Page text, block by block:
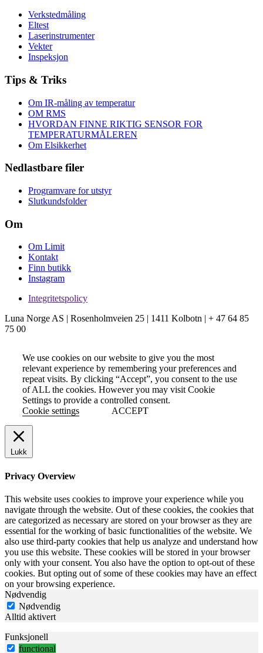
Verkstedmåling
Eltest
Laserinstrumenter
Vekter
Inspeksjon
Tips & Triks
Om IR-måling av temperatur
OM RMS
HVORDAN FINNE RIKTIG SENSOR FOR
TEMPERATURMÅLEREN
Om Elsikkerhet
Nedlastbare filer
Programvare for utstyr
Slutkundsfolder
Om
Om Limit
Kontakt
Finn butikk
Instagram
Integritetspolicy
Luna Norge AS | Rosenholmveien 25 | 1411 Kolbotn | + 47 64 85
75 00
We use cookies on our website to give you the most
relevant experience by remembering your preferences and
repeat visits. By clicking “Accept”, you consent to the use
of ALL the cookies. However you may visit Cookie
Settings to provide a controlled consent.
Cookie settings
ACCEPT
Lukk
Privacy Overview
This website uses cookies to improve your experience while you
navigate through the website. Out of these cookies, the cookies that
are categorized as necessary are stored on your browser as they are
essential for the working of basic functionalities of the website. We
also use third-party cookies that help us analyze and understand how
you use this website. These cookies will be stored in your browser
only with your consent. You also have the option to opt-out of these
cookies. But opting out of some of these cookies may have an effect
on your browsing experience.
Nødvendig
Nødvendig
Alltid aktivert
Funksjonell
functional